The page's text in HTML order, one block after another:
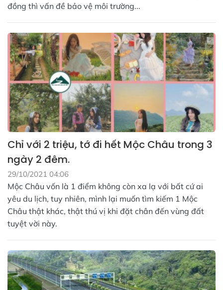
đồng thì vấn đề bảo vệ môi trường...
Chỉ với 2 triệu, tớ đi hết Mộc Châu trong 3
ngày 2 đêm.
29/10/2021 04:06
Mộc Châu vốn là 1 điểm không còn xa lạ với bất cứ ai
yêu du lịch, tuy nhiên, mình lại muốn tìm kiếm 1 Mộc
Châu thật khác, thật thú vị khi đặt chân đến vùng đất
tuyệt vời này.